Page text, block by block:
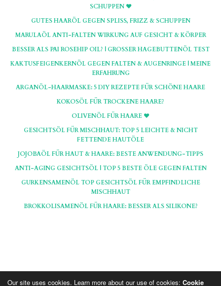
SCHUPPEN ♥
GUTES HAARÖL GEGEN SPLISS, FRIZZ & SCHUPPEN
MARULAÖL ANTI-FALTEN WIRKUNG AUF GESICHT & KÖRPER
BESSER ALS PAI ROSEHIP OIL? | GROSSER HAGEBUTTENÖL TEST
KAKTUSFEIGENKERNÖL GEGEN FALTEN & AUGENRINGE | MEINE
ERFAHRUNG
ARGANÖL-HAARMASKE: 5 DIY REZEPTE FÜR SCHÖNE HAARE
KOKOSÖL FÜR TROCKENE HAARE?
OLIVENÖL FÜR HAARE ♥
GESICHTSÖL FÜR MISCHHAUT: TOP 5 LEICHTE & NICHT
FETTENDE HAUTÖLE
JOJOBAÖL FÜR HAUT & HAARE: BESTE ANWENDUNG-TIPPS
ANTI-AGING GESICHTSÖL | TOP 5 BESTE ÖLE GEGEN FALTEN
GURKENSAMENÖL TOP GESICHTSÖL FÜR EMPFINDLICHE
MISCHHAUT
BROKKOLISAMENÖL FÜR HAARE: BESSER ALS SILIKONE?
Our site uses cookies. Learn more about our use of cookies: Cookie